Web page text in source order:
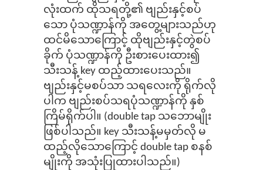
လုံးထက် ထိုသရတို့၏ ဗျည်းနှင့်စပ်
သော ပုံသဏ္ဍာန်ကို အတွေ့များသည်ဟု
ထင်မိသောကြောင့် ထိုဗျည်းနှင့်တွဲစပ်
ခိုက် ပုံသဏ္ဍာန်ကို ဦးစားပေးထား၍
သီးသန့် key ထည့်ထားပေးသည်။
ဗျည်းနှင့်မစပ်သာ သရလေးကို ရိုက်လို
ပါက ဗျည်းစပ်သရပုံသဏ္ဍာန်ကို နှစ်
ကြိမ်ရိုက်ပါ။ (double tap သဘောမျိုး
ဖြစ်ပါသည်။ key သီးသန့်မမှတ်လို မ
ထည့်လိုသောကြောင့် double tap စနစ်
မျိုးကို အသုံးပြုထားပါသည်။)